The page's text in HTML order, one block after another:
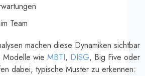
Team
machen diese Dynamiken sichtbar
Modelle wie MBTI, DISG, Big Five oder
dabei, typische Muster zu erkennen: